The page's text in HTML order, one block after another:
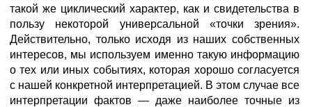
такой же циклический характер, как и свидетельства в
пользу некоторой универсальной «точки зрения».
Действительно, только исходя из наших собственных
интересов, мы используем именно такую информацию
о тех или иных событиях, которая хорошо согласуется
с нашей конкретной интерпретацией. В этом случае все
интерпретации фактов — даже наиболее точные из